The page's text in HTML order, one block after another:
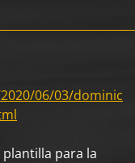
06/03/dominic
para la